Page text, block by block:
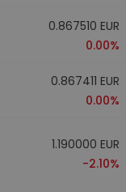
0.867510 EUR
0.00%
0.867411 EUR
0.00%
1.190000 EUR
-2.10%